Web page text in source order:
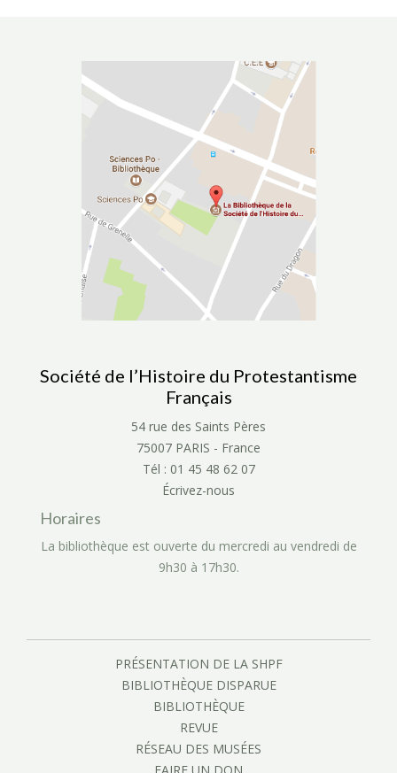
Société de l’Histoire du Protestantisme
Français
54 rue des Saints Pères
75007 PARIS - France
Tél : 01 45 48 62 07
Écrivez-nous
Horaires
La bibliothèque est ouverte du mercredi au vendredi de
9h30 à 17h30.
PRÉSENTATION DE LA SHPF
BIBLIOTHÈQUE DISPARUE
BIBLIOTHÈQUE
REVUE
RÉSEAU DES MUSÉES